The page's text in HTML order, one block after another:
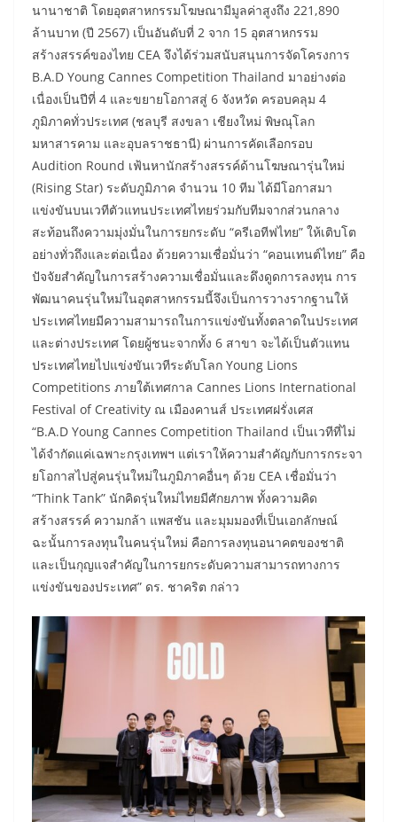
นานาชาติ โดยอุตสาหกรรมโฆษณามีมูลค่าสูงถึง 221,890
ล้านบาท (ปี 2567) เป็นอันดับที่ 2 จาก 15 อุตสาหกรรม
สร้างสรรค์ของไทย CEA จึงได้ร่วมสนับสนุนการจัดโครงการ
B.A.D Young Cannes Competition Thailand มาอย่างต่อ
เนื่องเป็นปีที่ 4 และขยายโอกาสสู่ 6 จังหวัด ครอบคลุม 4
ภูมิภาคทั่วประเทศ (ชลบุรี สงขลา เชียงใหม่ พิษณุโลก
มหาสารคาม และอุบลราชธานี) ผ่านการคัดเลือกรอบ
Audition Round เฟ้นหานักสร้างสรรค์ด้านโฆษณารุ่นใหม่
(Rising Star) ระดับภูมิภาค จำนวน 10 ทีม ได้มีโอกาสมา
แข่งขันบนเวทีตัวแทนประเทศไทยร่วมกับทีมจากส่วนกลาง
สะท้อนถึงความมุ่งมั่นในการยกระดับ “ครีเอทีฟไทย” ให้เติบโต
อย่างทั่วถึงและต่อเนื่อง ด้วยความเชื่อมั่นว่า “คอนเทนต์ไทย” คือ
ปัจจัยสำคัญในการสร้างความเชื่อมั่นและดึงดูดการลงทุน การ
พัฒนาคนรุ่นใหม่ในอุตสาหกรรมนี้จึงเป็นการวางรากฐานให้
ประเทศไทยมีความสามารถในการแข่งขันทั้งตลาดในประเทศ
และต่างประเทศ โดยผู้ชนะจากทั้ง 6 สาขา จะได้เป็นตัวแทน
ประเทศไทยไปแข่งขันเวทีระดับโลก Young Lions
Competitions ภายใต้เทศกาล Cannes Lions International
Festival of Creativity ณ เมืองคานส์ ประเทศฝรั่งเศส
“B.A.D Young Cannes Competition Thailand เป็นเวทีที่ไม่
ได้จำกัดแค่เฉพาะกรุงเทพฯ แต่เราให้ความสำคัญกับการกระจา
ยโอกาสไปสู่คนรุ่นใหม่ในภูมิภาคอื่นๆ ด้วย CEA เชื่อมั่นว่า
“Think Tank” นักคิดรุ่นใหม่ไทยมีศักยภาพ ทั้งความคิด
สร้างสรรค์ ความกล้า แพสชัน และมุมมองที่เป็นเอกลักษณ์
ฉะนั้นการลงทุนในคนรุ่นใหม่ คือการลงทุนอนาคตของชาติ
และเป็นกุญแจสำคัญในการยกระดับความสามารถทางการ
แข่งขันของประเทศ” ดร. ชาคริต กล่าว